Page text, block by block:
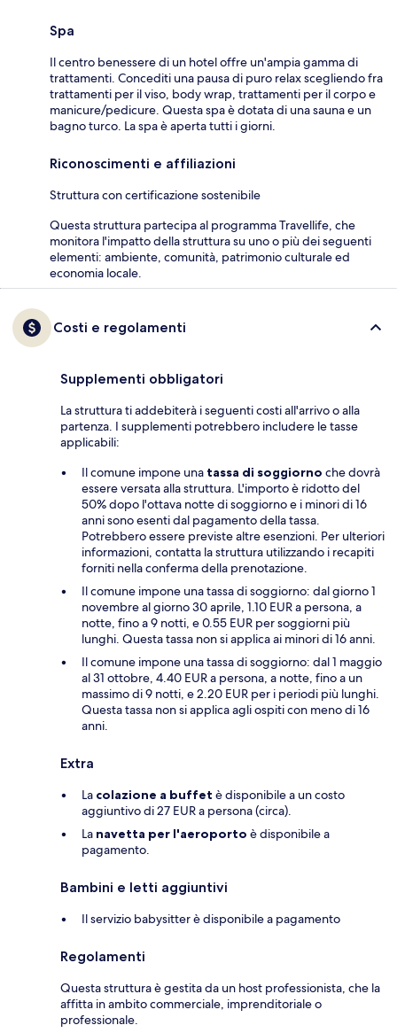
Spa
Il centro benessere di un hotel offre un'ampia gamma di
trattamenti. Concediti una pausa di puro relax scegliendo fra
trattamenti per il viso, body wrap, trattamenti per il corpo e
manicure/pedicure. Questa spa è dotata di una sauna e un
bagno turco. La spa è aperta tutti i giorni.
Riconoscimenti e affiliazioni
Struttura con certificazione sostenibile
Questa struttura partecipa al programma Travellife, che
monitora l'impatto della struttura su uno o più dei seguenti
elementi: ambiente, comunità, patrimonio culturale ed
economia locale.
Costi e regolamenti
Supplementi obbligatori
La struttura ti addebiterà i seguenti costi all'arrivo o alla
partenza. I supplementi potrebbero includere le tasse
applicabili:
Il comune impone una tassa di soggiorno che dovrà
essere versata alla struttura. L'importo è ridotto del
50% dopo l'ottava notte di soggiorno e i minori di 16
anni sono esenti dal pagamento della tassa.
Potrebbero essere previste altre esenzioni. Per ulteriori
informazioni, contatta la struttura utilizzando i recapiti
forniti nella conferma della prenotazione.
Il comune impone una tassa di soggiorno: dal giorno 1
novembre al giorno 30 aprile, 1.10 EUR a persona, a
notte, fino a 9 notti, e 0.55 EUR per soggiorni più
lunghi. Questa tassa non si applica ai minori di 16 anni.
Il comune impone una tassa di soggiorno: dal 1 maggio
al 31 ottobre, 4.40 EUR a persona, a notte, fino a un
massimo di 9 notti, e 2.20 EUR per i periodi più lunghi.
Questa tassa non si applica agli ospiti con meno di 16
anni.
Extra
La colazione a buffet è disponibile a un costo
aggiuntivo di 27 EUR a persona (circa).
La navetta per l'aeroporto è disponibile a
pagamento.
Bambini e letti aggiuntivi
Il servizio babysitter è disponibile a pagamento
Regolamenti
Questa struttura è gestita da un host professionista, che la
affitta in ambito commerciale, imprenditoriale o
professionale.